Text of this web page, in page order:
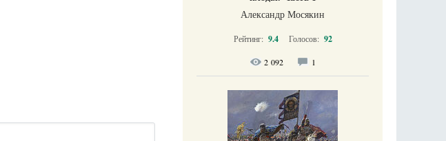
Александр Мосякин
Рейтинг: 9.4 Голосов: 92
2 092 1